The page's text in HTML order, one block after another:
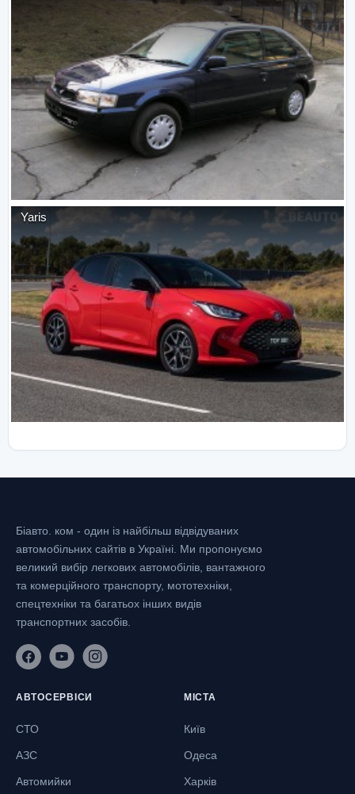
Yaris
Біавто. ком - один із найбільш відвідуваних
автомобільних сайтів в Україні. Ми пропонуємо
великий вибір легкових автомобілів, вантажного
та комерційного транспорту, мототехніки,
спецтехніки та багатьох інших видів
транспортних засобів.
АВТОСЕРВІСИ
СТО
АЗС
Автомийки
МІСТА
Київ
Одеса
Харків